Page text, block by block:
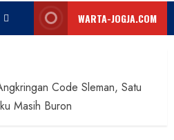
WARTA-JOGJA.COM
Code Sleman, Satu
Masih Buron